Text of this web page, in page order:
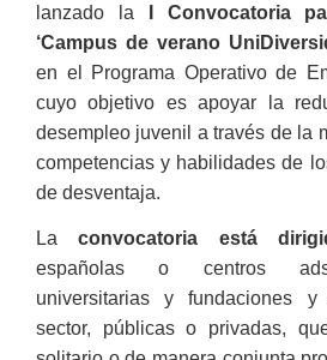
lanzado la
I Convocatoria
‘Campus de verano
en el Programa Operativo de
cuyo objetivo es apoyar la
desempleo juvenil a través de la
competencias y habilidades de
de desventaja.
Laconvocatoria está
españolas o centros
universitarias y fundaciones
sector, públicas o privadas,